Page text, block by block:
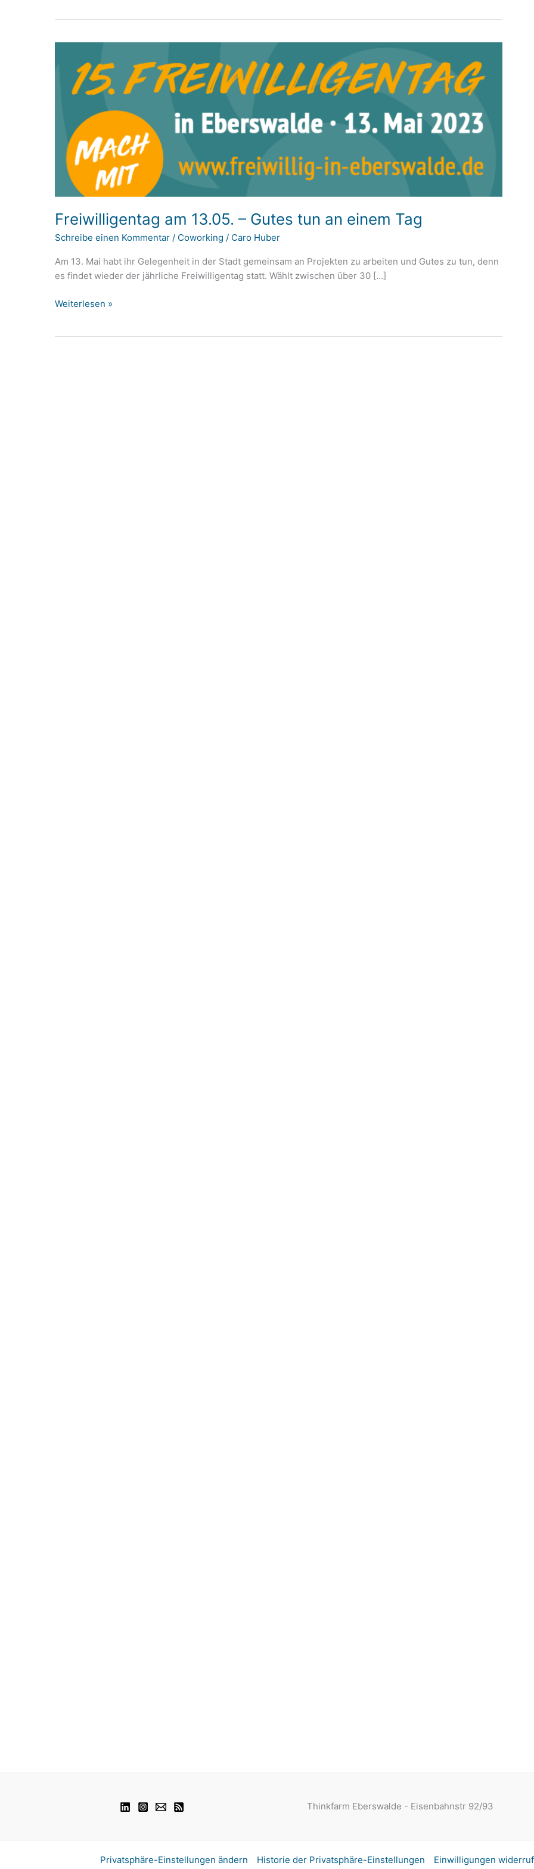
Freiwilligentag am 13.05. – Gutes tun an einem Tag
Schreibe einen Kommentar / Coworking / Caro Huber
Am 13. Mai habt ihr Gelegenheit in der Stadt gemeinsam an Projekten zu arbeiten und Gutes zu tun, denn
es findet wieder der jährliche Freiwilligentag statt. Wählt zwischen über 30 […]
Freiwilligentag
Weiterlesen »
Thinkfarm Eberswalde - Eisenbahnstr 92/93
Privatsphäre-Einstellungen ändern Historie der Privatsphäre-Einstellungen Einwilligungen